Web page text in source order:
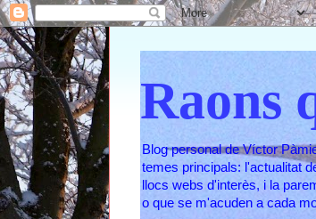
Raons
Blog personal de Víctor
temes principals: l'actualitat
llocs webs d'interès, i la
o que se m'acuden a cada